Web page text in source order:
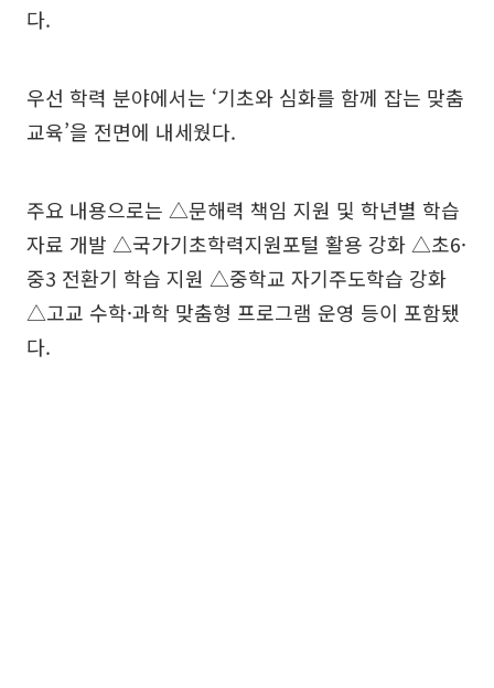
다.
우선 학력 분야에서는 ‘기초와 심화를 함께 잡는 맞춤
교육’을 전면에 내세웠다.
주요 내용으로는 △문해력 책임 지원 및 학년별 학습
자료 개발 △국가기초학력지원포털 활용 강화 △초6·
중3 전환기 학습 지원 △중학교 자기주도학습 강화
△고교 수학·과학 맞춤형 프로그램 운영 등이 포함됐
다.